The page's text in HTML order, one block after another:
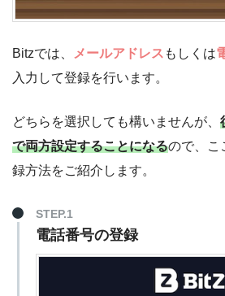
Bitzでは、 メールアドレス もしくは
入力して登録を行います。
どちらを選択しても構いませんが、
で両方設定することになるので、こ
録方法をご紹介します。
STEP.1
電話番号の登録